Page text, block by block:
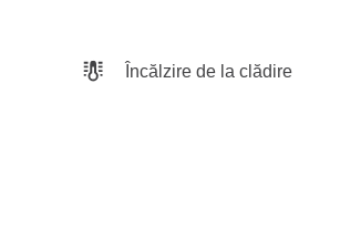
Încălzire de la clădire